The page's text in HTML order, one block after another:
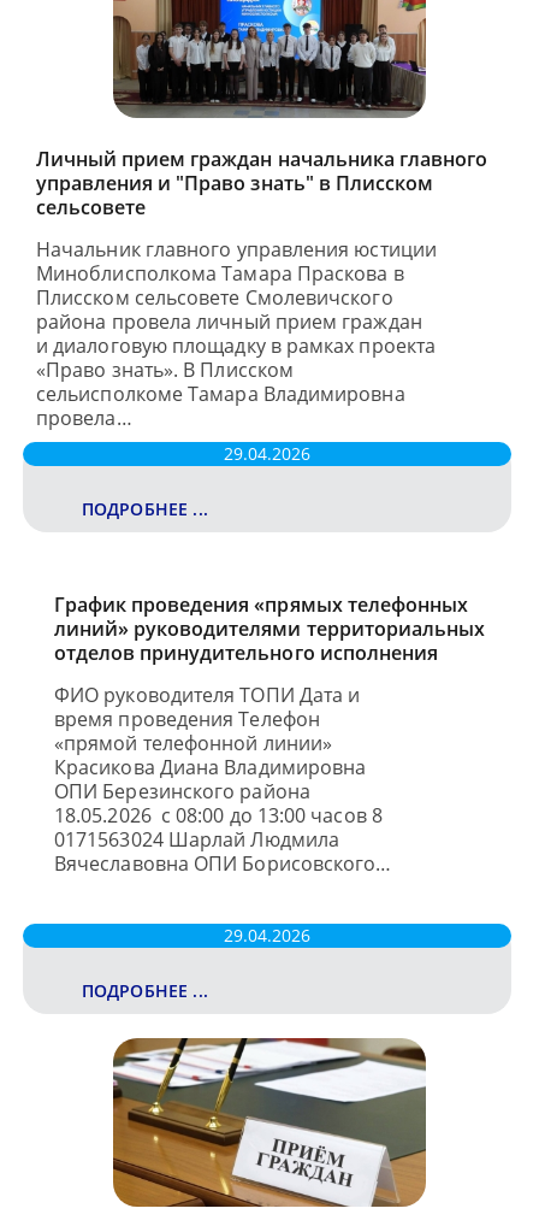
Личный прием граждан начальника главного
управления и "Право знать" в Плисском
сельсовете
Начальник главного управления юстиции
Миноблисполкома Тамара Праскова в
Плисском сельсовете Смолевичского
района провела личный прием граждан
и диалоговую площадку в рамках проекта
«Право знать». В Плисском
сельисполкоме Тамара Владимировна
провела…
29.04.2026
ПОДРОБНЕЕ ...
График проведения «прямых телефонных
линий» руководителями территориальных
отделов принудительного исполнения
ФИО руководителя ТОПИ Дата и
время проведения Телефон
«прямой телефонной линии»
Красикова Диана Владимировна
ОПИ Березинского района
18.05.2026 с 08:00 до 13:00 часов 8
0171563024 Шарлай Людмила
Вячеславовна ОПИ Борисовского…
29.04.2026
ПОДРОБНЕЕ ...